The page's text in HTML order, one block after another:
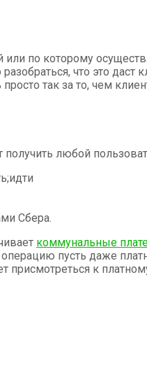
по которому
что это даст
так за то, чем
любой
Сбера.
коммунальные
пусть даже
к